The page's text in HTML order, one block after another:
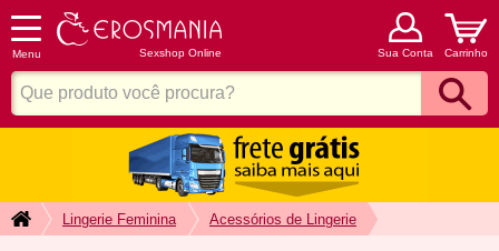
Menu Sexshop Online Sua Conta Carrinho
Lingerie Feminina Acessórios de Lingerie